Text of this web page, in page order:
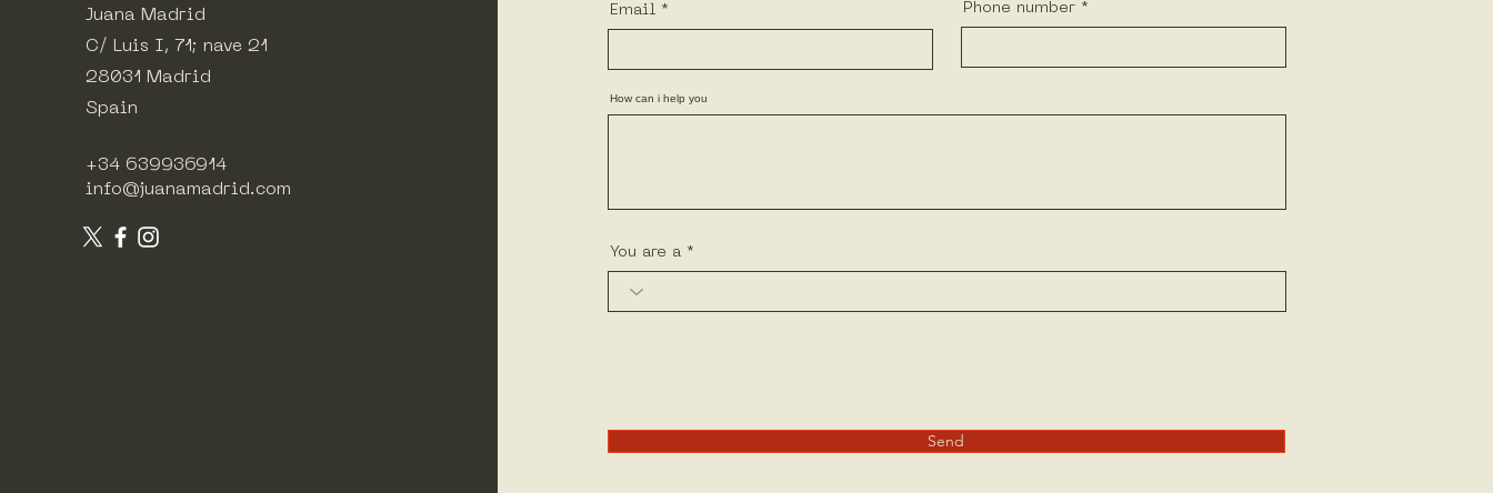
Juana Madrid
C/ Luis I, 71; nave 21
28031 Madrid
Spain
+34 639936914
info@juanamadrid.com
Email Phone number
How can i help you
You are a
Send